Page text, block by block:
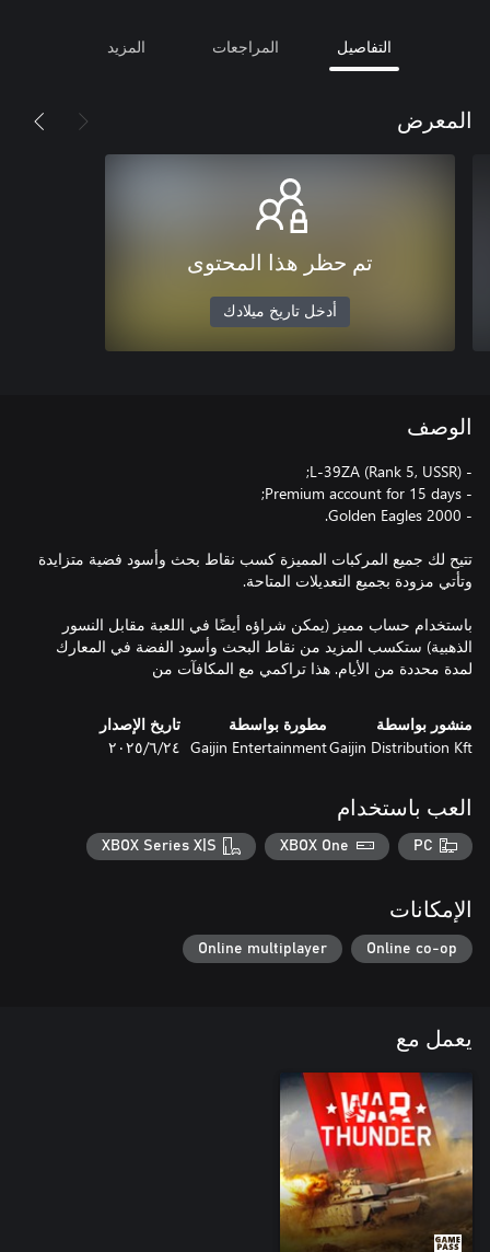
التفاصيل المراجعات المزيد
المعرض
تم حظر هذا المحتوى
أدخل تاريخ ميلادك
الوصف
تتيح لك جميع المركبات المميزة كسب نقاط بحث وأسود فضية متزايدة
باستخدام حساب مميز (يمكن شراؤه أيضًا في اللعبة مقابل النسور
الذهبية) ستكسب المزيد من نقاط البحث وأسود الفضة في المعارك
لمدة محددة من الأيام. هذا تراكمي مع المكافآت من
منشور بواسطة
Gaijin Distribution Kft
مطورة بواسطة
Gaijin Entertainment
تاريخ الإصدار
٢٤‏/٦‏/٢٠٢٥
العب باستخدام
PC
XBOX One
XBOX Series X|S
الإمكانات
Online co-op
Online multiplayer
يعمل مع